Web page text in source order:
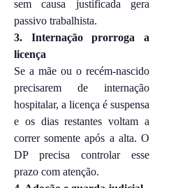
sem causa justificada gera
passivo trabalhista.
3. Internação prorroga a
licença
Se a mãe ou o recém-nascido
precisarem de internação
hospitalar, a licença é suspensa
e os dias restantes voltam a
correr somente após a alta. O
DP precisa controlar esse
prazo com atenção.